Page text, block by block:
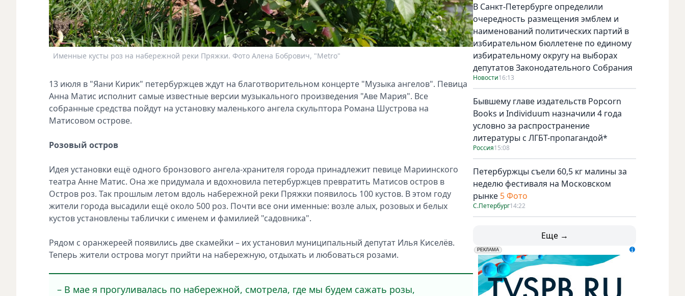
Именные кусты роз на набережной реки Пряжки. Фото Алена Бобрович, "Metro"
Старичок с ветряком – четвёртый ангел скульптора в
Измайловском саду рядом с Молодёжным театром на
Любашинском саду. Печальный ангел появился два
медиках и авторах скульптуры – Романе Шустрове и
петербургских ангелов.
13 июля в "Яани Кирик" петербуржцев ждут на благотворительном концерте "Музыка ангелов". Певица
Анна Матис исполнит самые известные версии музыкального произведения "Аве Мария". Все
собранные средства пойдут на установку маленького ангела скульптора Романа Шустрова на
Матисовом острове.
Розовый остров
Идея установки ещё одного бронзового ангела-хранителя города принадлежит певице Мариинского
театра Анне Матис. Она же придумала и вдохновила петербуржцев превратить Матисов остров в
Остров роз. Так прошлым летом вдоль набережной реки Пряжки появилось 100 кустов. В этом году
жители города высадили ещё около 500 роз. Почти все они именные: возле алых, розовых и белых
кустов установлены таблички с именем и фамилией "садовника".
Рядом с оранжереей появились две скамейки – их установил муниципальный депутат Илья Киселёв.
Теперь жители острова могут прийти на набережную, отдыхать и любоваться розами.
– В мае я прогуливалась по набережной, смотрела, где мы будем сажать розы,
В Санкт-Петербурге определили
очередность размещения эмблем и
наименований политических партий в
избирательном бюллетене по единому
избирательному округу на выборах
депутатов Законодательного Собрания
Новости16:13
Бывшему главе издательств Popcorn
Books и Individuum назначили 4 года
условно за распространение
литературы с ЛГБТ-пропагандой*
Россия15:08
Петербуржцы съели 60,5 кг малины за
неделю фестиваля на Московском
рынке 5 Фото
С.Петербург14:22
Еще →
erid: LdtCK5udn
РЕКЛАМА
АО "ГАТР", ИНН: 7841320717